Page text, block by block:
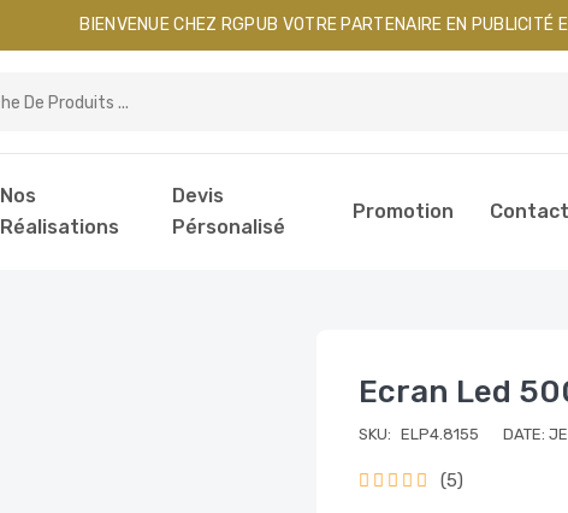
BIENVENUE CHEZ RGPUB VOTRE PARTENAIRE EN PUBLICITÉ
Nos
Réalisations
Devis
Pérsonalisé
Promotion Contact
Ecran Led
SKU: ELP4.8155 DATE:
(5)